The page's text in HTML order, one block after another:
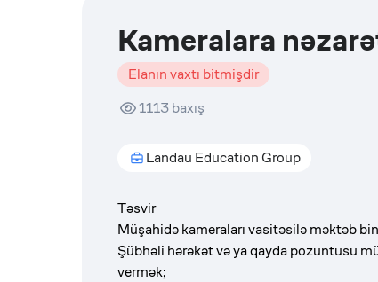
Kameralara
Elanın vaxtı bitmişdir
1113baxış
Landau Education Group
Təsvir
Müşahidə kameraları vasitəsilə məktəb
Şübhəli hərəkət və ya qayda pozuntusu
vermək;